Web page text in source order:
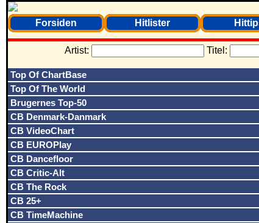
Forsiden Hitlister
Artist: Titel:
Top Of ChartBase
Top Of The World
Brugernes Top-50
CB Denmark-Danmark
CB VideoChart
CB EUROPlay
CB Dancefloor
CB Critic-Alt
CB The Rock
CB 25+
CB TimeMachine